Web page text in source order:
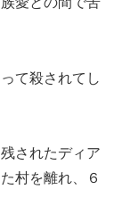
て殺されてし
されたディア
村を離れ、６